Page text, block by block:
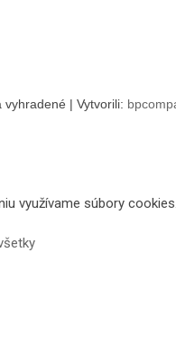
| Vytvorili:
využívame súbory